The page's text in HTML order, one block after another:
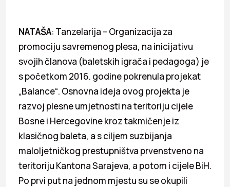
NATAŠA: Tanzelarija – Organizacija za
promociju savremenog plesa, na inicijativu
svojih članova (baletskih igrača i pedagoga) je
s početkom 2016. godine pokrenula projekat
„Balance“. Osnovna ideja ovog projekta je
razvoj plesne umjetnosti na teritoriju cijele
Bosne i Hercegovine kroz takmičenje iz
klasičnog baleta, a s ciljem suzbijanja
maloljetničkog prestupništva prvenstveno na
teritoriju Kantona Sarajeva, a potom i cijele BiH.
Po prvi put na jednom mjestu su se okupili